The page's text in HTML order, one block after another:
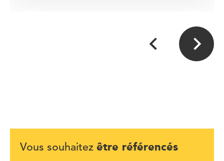
Vous souhaitez être référencés